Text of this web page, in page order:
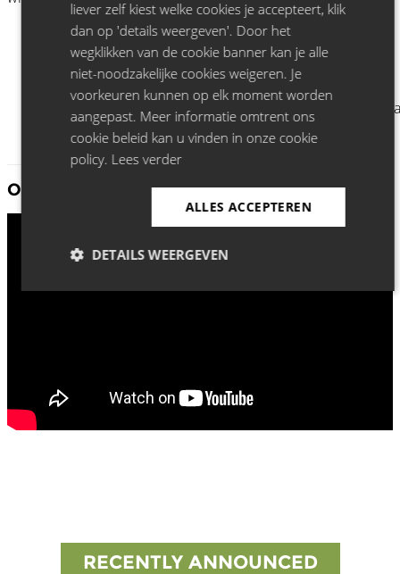
Ontdek meer Dylan Moran:
RECENTLY ANNOUNCED
liever zelf kiest welke cookies je accepteert, klik
dan op 'details weergeven'. Door het
wegklikken van de cookie banner kan je alle
niet-noodzakelijke cookies weigeren. Je
voorkeuren kunnen op elk moment worden
aangepast. Meer informatie omtrent ons
cookie beleid kan u vinden in onze cookie
policy. Lees verder
ALLES ACCEPTEREN
DETAILS WEERGEVEN